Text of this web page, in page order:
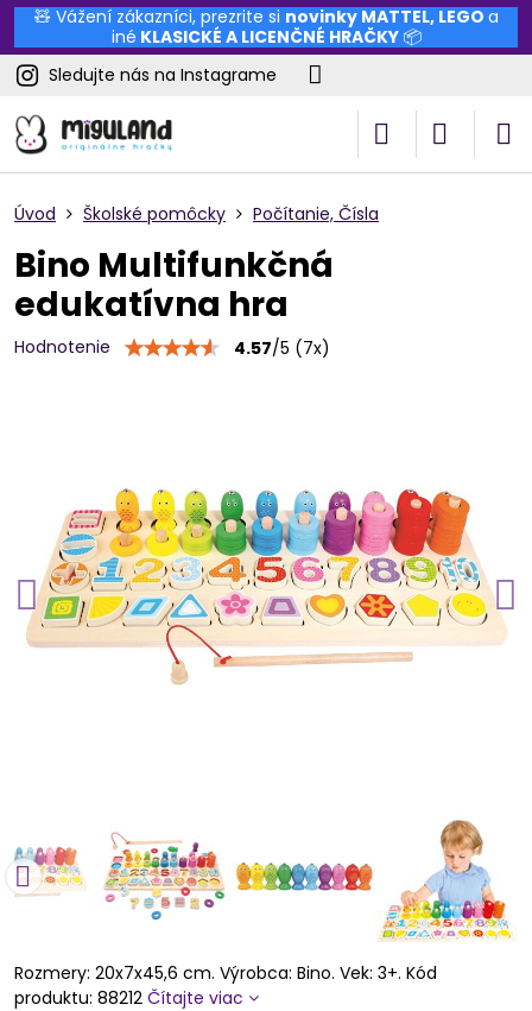
🧸 Vážení zákazníci, prezrite si novinky MATTEL, LEGO a
iné KLASICKÉ A LICENČNÉ HRAČKY📦
Sledujte nás na Instagrame
Úvod Školské pomôcky Počítanie, Čísla
Bino Multifunkčná
edukatívna hra
Hodnotenie 4.57/5 (7x)
Rozmery: 20x7x45,6 cm. Výrobca: Bino. Vek: 3+. Kód
produktu: 88212 Čítajte viac